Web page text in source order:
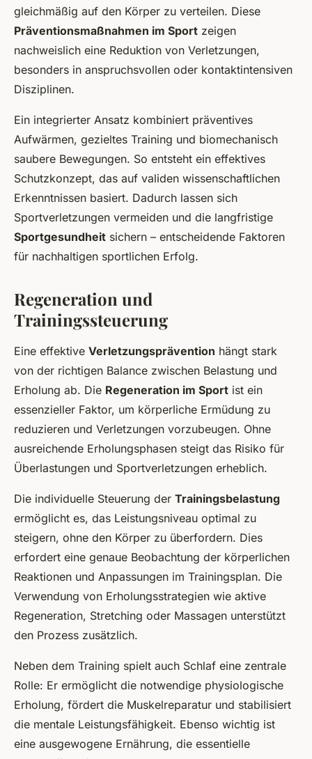
gleichmäßig auf den Körper zu verteilen. Diese
Präventionsmaßnahmen im Sport zeigen
nachweislich eine Reduktion von Verletzungen,
besonders in anspruchsvollen oder kontaktintensiven
Disziplinen.
Ein integrierter Ansatz kombiniert präventives
Aufwärmen, gezieltes Training und biomechanisch
saubere Bewegungen. So entsteht ein effektives
Schutzkonzept, das auf validen wissenschaftlichen
Erkenntnissen basiert. Dadurch lassen sich
Sportverletzungen vermeiden und die langfristige
Sportgesundheit sichern – entscheidende Faktoren
für nachhaltigen sportlichen Erfolg.
Regeneration und
Trainingssteuerung
Eine effektive Verletzungsprävention hängt stark
von der richtigen Balance zwischen Belastung und
Erholung ab. Die Regeneration im Sport ist ein
essenzieller Faktor, um körperliche Ermüdung zu
reduzieren und Verletzungen vorzubeugen. Ohne
ausreichende Erholungsphasen steigt das Risiko für
Überlastungen und Sportverletzungen erheblich.
Die individuelle Steuerung der Trainingsbelastung
ermöglicht es, das Leistungsniveau optimal zu
steigern, ohne den Körper zu überfordern. Dies
erfordert eine genaue Beobachtung der körperlichen
Reaktionen und Anpassungen im Trainingsplan. Die
Verwendung von Erholungsstrategien wie aktive
Regeneration, Stretching oder Massagen unterstützt
den Prozess zusätzlich.
Neben dem Training spielt auch Schlaf eine zentrale
Rolle: Er ermöglicht die notwendige physiologische
Erholung, fördert die Muskelreparatur und stabilisiert
die mentale Leistungsfähigkeit. Ebenso wichtig ist
eine ausgewogene Ernährung, die essentielle